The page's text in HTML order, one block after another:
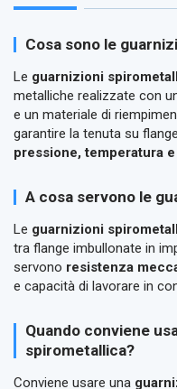
Cosa sono le
Le guarnizioni
metalliche realizzate con
e un materiale di
garantire la tenuta su
pressione, temperatura
A cosa servono le
Le guarnizioni
tra flange imbullonate in
servono resistenza
e capacità di lavorare in
Quando conviene
spirometallica?
Conviene usare una